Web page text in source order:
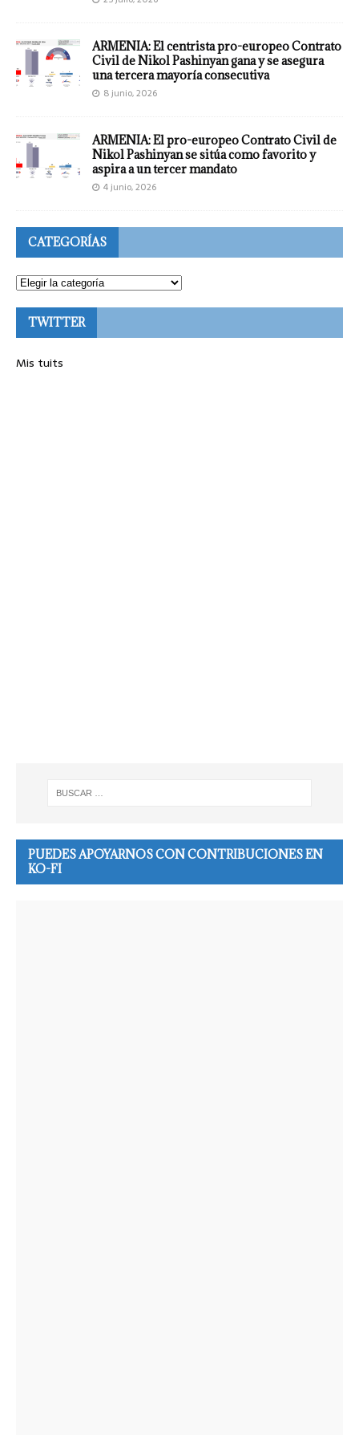
ARMENIA: El centrista pro-europeo Contrato
Civil de Nikol Pashinyan gana y se asegura
una tercera mayoría consecutiva
8 junio, 2026
ARMENIA: El pro-europeo Contrato Civil de
Nikol Pashinyan se sitúa como favorito y
aspira a un tercer mandato
4 junio, 2026
CATEGORÍAS
TWITTER
Mis tuits
PUEDES APOYARNOS CON CONTRIBUCIONES EN
KO-FI